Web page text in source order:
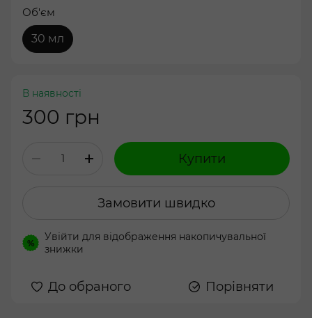
Об'єм
30 мл
В наявності
300 грн
Купити
Замовити швидко
% Увійти для відображення накопичувальної
знижки
До обраного Порівняти